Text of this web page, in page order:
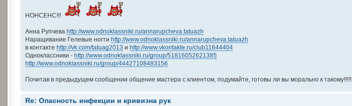
НОНСЕНС!!!
Анна Рупчеваhttp://www.odnoklassniki.ru/annarupcheva.tatuazh
Наращивание Гелевые ногтиhttp://www.odnoklassniki.ru/annarupcheva.tatuazh
в контактеhttp://vk.com/tatuag2013 иhttp://www.vkontakte.ru/club11644404
Одноклассники -http://www.odnoklassniki.ru/group/51816052621385
http://www.odnoklassniki.ru/group/44427108483156
Почитав в предыдущем сообщении общение мастера с клиентом, подумайте, готовы ли вы морально к такому!!!!!
Re: Опасность инфекции и кривизна рук